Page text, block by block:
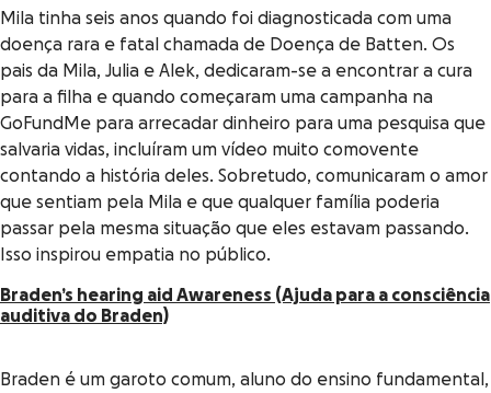
Mila tinha seis anos quando foi diagnosticada com uma
doença rara e fatal chamada de Doença de Batten. Os
pais da Mila, Julia e Alek, dedicaram-se a encontrar a cura
para a filha e quando começaram uma campanha na
GoFundMe para arrecadar dinheiro para uma pesquisa que
salvaria vidas, incluíram um vídeo muito comovente
contando a história deles. Sobretudo, comunicaram o amor
que sentiam pela Mila e que qualquer família poderia
passar pela mesma situação que eles estavam passando.
Isso inspirou empatia no público.
Braden’s hearing aid Awareness (Ajuda para a consciência
auditiva do Braden)
Braden é um garoto comum, aluno do ensino fundamental,